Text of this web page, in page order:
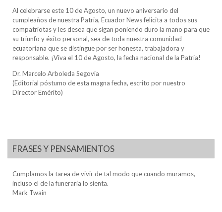
Al celebrarse este 10 de Agosto, un nuevo aniversario del
cumpleaños de nuestra Patria, Ecuador News felicita a todos sus
compatriotas y les desea que sigan poniendo duro la mano para que
su triunfo y éxito personal, sea de toda nuestra comunidad
ecuatoriana que se distingue por ser honesta, trabajadora y
responsable. ¡Viva el 10 de Agosto, la fecha nacional de la Patria!
Dr. Marcelo Arboleda Segovia
(Editorial póstumo de esta magna fecha, escrito por nuestro
Director Emérito)
FRASES Y PENSAMIENTOS
Cumplamos la tarea de vivir de tal modo que cuando muramos,
incluso el de la funeraria lo sienta.
Mark Twain